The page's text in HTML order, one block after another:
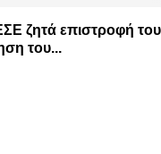
ζητά επιστροφή
του...